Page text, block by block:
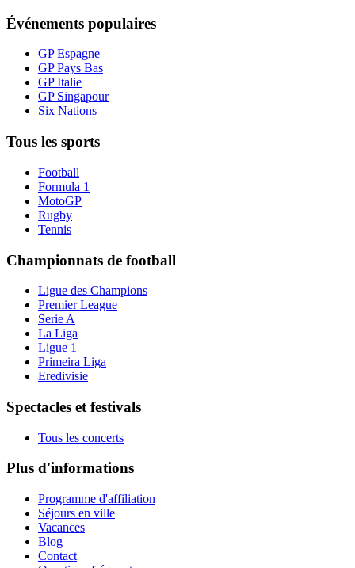
Événements populaires
GP Espagne
GP Pays Bas
GP Italie
GP Singapour
Six Nations
Tous les sports
Football
Formula 1
MotoGP
Rugby
Tennis
Championnats de football
Ligue des Champions
Premier League
Serie A
La Liga
Ligue 1
Primeira Liga
Eredivisie
Spectacles et festivals
Tous les concerts
Plus d'informations
Programme d'affiliation
Séjours en ville
Vacances
Blog
Contact